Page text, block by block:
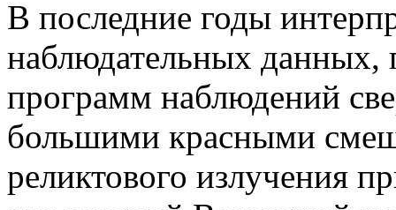
В последние годы
наблюдательных данных,
программ наблюдений
большими красными
реликтового излучения